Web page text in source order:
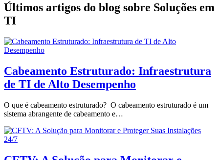
Últimos artigos do blog sobre Soluções em
TI
Cabeamento Estruturado: Infraestrutura
de TI de Alto Desempenho
O que é cabeamento estruturado? O cabeamento estruturado é um
sistema abrangente de cabeamento e…